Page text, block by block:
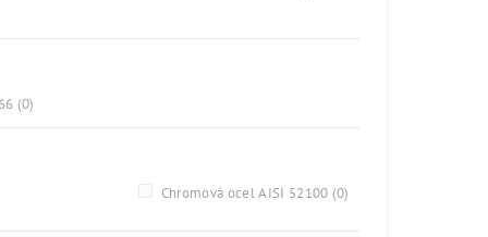
(0)
Chromová ocel AISI 52100 (0)